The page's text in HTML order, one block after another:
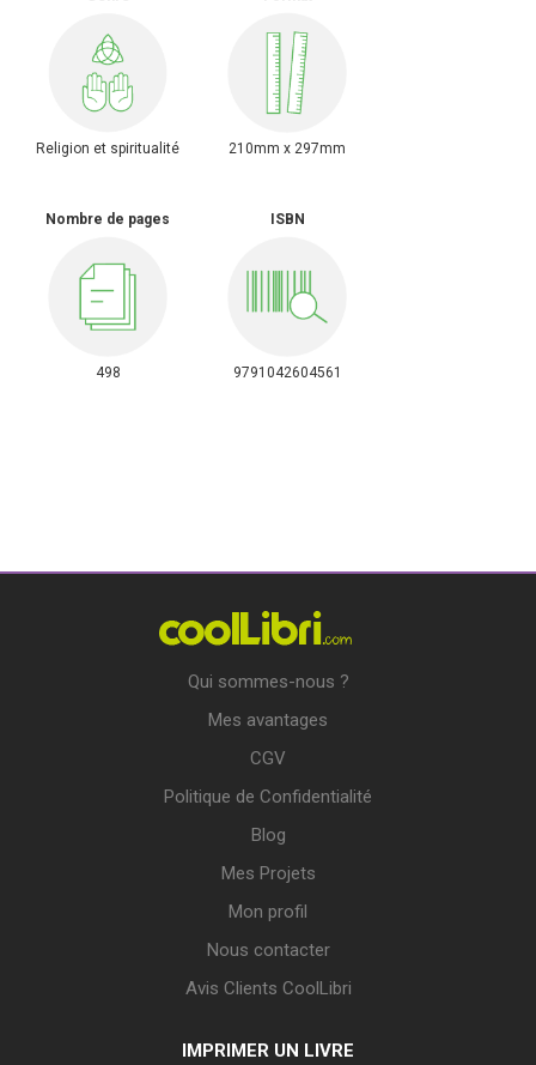
Religion et spiritualité 210mm x 297mm
Nombre de pages
498
ISBN
9791042604561
Qui sommes-nous ?
Mes avantages
CGV
Politique de Confidentialité
Blog
Mes Projets
Mon profil
Nous contacter
Avis Clients CoolLibri
IMPRIMER UN LIVRE